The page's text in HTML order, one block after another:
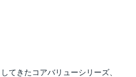
てきたコアバリューシリーズ、